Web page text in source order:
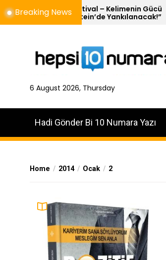
Skip
to
Breaking News– Kelimenin Gücü
Loevestein’de Yankılanacak!”
6 August 2026, Thursday
Hadi Gönder Bi 10 Numara Yazı
Home 2014 Ocak 2